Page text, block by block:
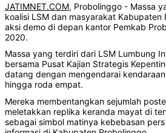
JATIMNET.COM, Probolinggo - Massa
koalisi LSM dan masyarakat Kabupaten
aksi demo di depan kantor Pemkab
2020.
Massa yang terdiri dari LSM Lumbung
bersama Pusat Kajian Strategis
datang dengan mengendarai
hingga roda empat.
Mereka membentangkan sejumlah
meletakkan replika keranda mayat di
sebagai simbol matinya kebebasan